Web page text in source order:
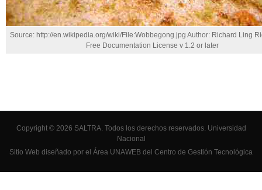
Source: http://en.wikipedia.org/wiki/File:Wobbegong.jpg Author: Richard Ling
Free Documentation License v 1.2 or later
Copyright © 2026 SALTRA. Todos los derechos reservados. Universidad
Nacional
Sitio Web diseñado por el Área UNAWEB del Centro de Gestión Tecnológica